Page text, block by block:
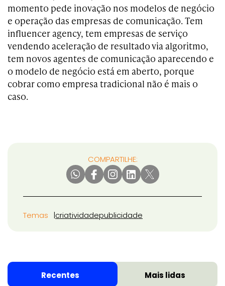
momento pede inovação nos modelos de negócio
e operação das empresas de comunicação. Tem
influencer agency, tem empresas de serviço
vendendo aceleração de resultado via algoritmo,
tem novos agentes de comunicação aparecendo e
o modelo de negócio está em aberto, porque
cobrar como empresa tradicional não é mais o
caso.
COMPARTILHE:
Temas criatividadepublicidade
Recentes Mais lidas